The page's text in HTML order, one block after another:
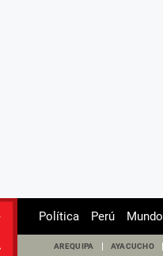
Política Perú Mundo
AREQUIPA AYACUCHO